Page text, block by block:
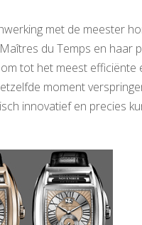
met de meester
du Temps en haar
tot het meest
moment
innovatief en precies